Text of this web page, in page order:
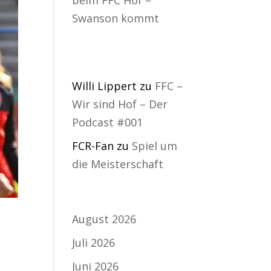
Swanson kommt
Willi Lippert zu FFC –
Wir sind Hof – Der
Podcast #001
FCR-Fan zu Spiel um
die Meisterschaft
August 2026
Juli 2026
Juni 2026